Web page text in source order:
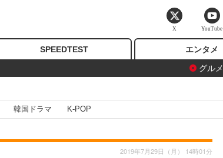
SPEEDTEST エンタメ
グルメ
韓国ドラマ K-POP
2019年7月29日（月） 14時01分
X YouTube